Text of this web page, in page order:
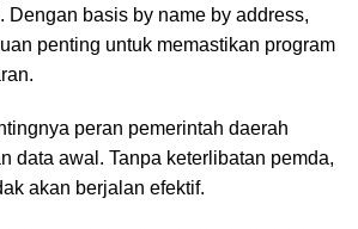
Dengan basis by name by address,
penting untuk memastikan program
peran pemerintah daerah
data awal. Tanpa keterlibatan pemda,
akan berjalan efektif.